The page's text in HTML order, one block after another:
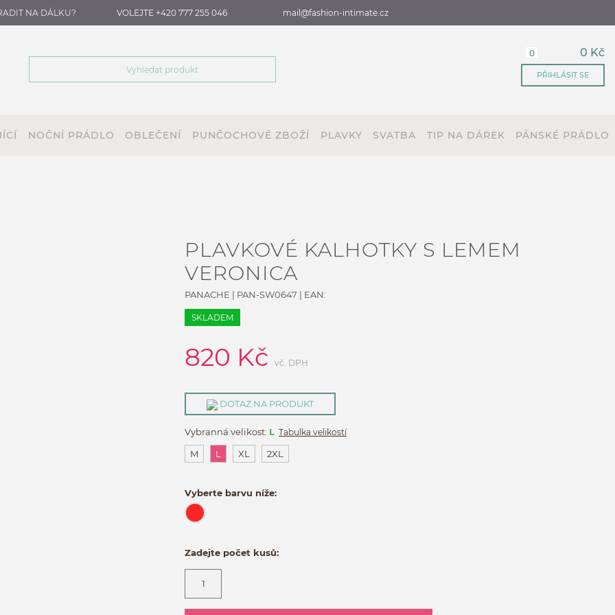
NA DÁLKU? VOLEJTE +420 777 255 046 mail@fashion-intimate.cz
0 0 Kč
PŘIHLÁSIT SE
NOČNÍ PRÁDLO OBLEČENÍ PUNČOCHOVÉ ZBOŽÍ PLAVKY SVATBA TIP NA DÁREK PÁNSKÉ PRÁDLO
PLAVKOVÉ KALHOTKY S LEMEM
VERONICA
PANACHE | PAN-SW0647 | EAN:
SKLADEM
820 Kč vč. DPH
DOTAZ NA PRODUKT
Vybranná velikost: L Tabulka velikostí
M L XL 2XL
Vyberte barvu níže:
Zadejte počet kusů: